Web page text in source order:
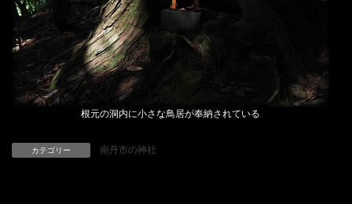
根元の洞内に小さな鳥居が奉納されている
カテゴリー 南丹市の神社